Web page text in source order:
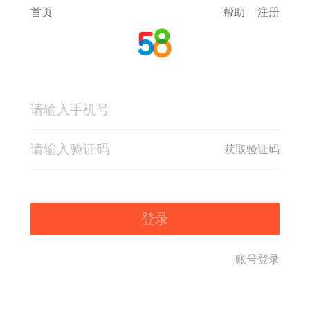
首页 帮助 注册
获取验证码
登录
账号登录